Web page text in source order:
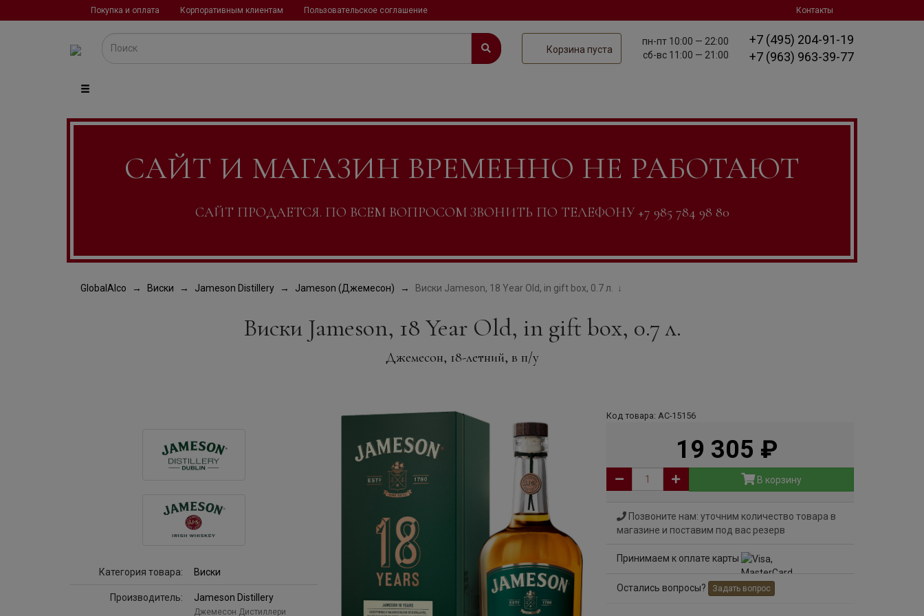
Покупка и оплата Корпоративным клиентам Пользовательское соглашение Контакты
Корзина пуста
пн-пт 10:00 — 22:00
сб-вс 11:00 — 21:00
+7 (495) 204-91-19
+7 (963) 963-39-77
САЙТ И МАГАЗИН ВРЕМЕННО НЕ РАБОТАЮТ
САЙТ ПРОДАЕТСЯ. ПО ВСЕМ ВОПРОСОМ ЗВОНИТЬ ПО ТЕЛЕФОНУ +7 985 784 98 80
GlobalAlco Виски Jameson Distillery Jameson (Джемесон) Виски Jameson, 18 Year Old, in gift box, 0.7 л.
Виски Jameson, 18 Year Old, in gift box, 0.7 л.
Джемесон, 18-летний, в п/у
Код товара: АС-15156
19 305
В корзину
Позвоните нам: уточним количество товара в
магазине и поставим под вас резерв
Принимаем к оплате карты
Остались вопросы? Задать вопрос
Категория товара: Виски
Производитель: Jameson Distillery
Джемесон Дистиллери